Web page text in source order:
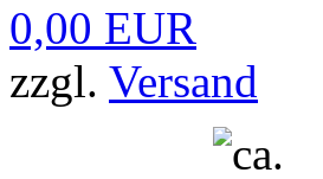
0,00 EUR
zzgl. Versand